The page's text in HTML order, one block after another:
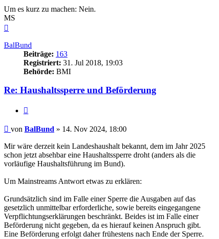
Um es kurz zu machen: Nein.
MS
BalBund
Beiträge: 163
Registriert: 31. Jul 2018, 19:03
Behörde: BMI
Re: Haushaltssperre und Beförderung
Beitrag
von BalBund » 14. Nov 2024, 18:00
Mir wäre derzeit kein Landeshaushalt bekannt, dem im Jahr 2025
schon jetzt absehbar eine Haushaltssperre droht (anders als die
vorläufige Haushaltsführung im Bund).
Um Mainstreams Antwort etwas zu erklären:
Grundsätzlich sind im Falle einer Sperre die Ausgaben auf das
gesetzlich unmittelbar erforderliche, sowie bereits eingegangene
Verpflichtungserklärungen beschränkt. Beides ist im Falle einer
Beförderung nicht gegeben, da es hierauf keinen Anspruch gibt.
Eine Beförderung erfolgt daher frühestens nach Ende der Sperre.